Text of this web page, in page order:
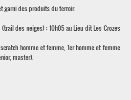
garni des produits du terroir.
des neiges) : 10h05 au Lieu dit Les Crozes
homme et femme, 1er homme et femme
master).